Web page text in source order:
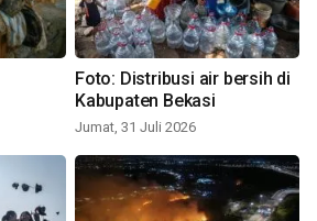
Foto: Distribusi air bersih di
Kabupaten Bekasi
Jumat, 31 Juli 2026